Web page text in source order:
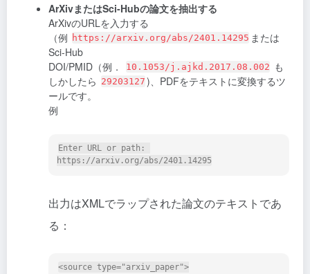
ArXivまたはSci-Hubの論文を抽出する
ArXivのURLを入力する
（例 https://arxiv.org/abs/2401.14295 または
Sci-Hub
DOI/PMID（例．
10.1053/j.ajkd.2017.08.002 も
しかしたら 29203127 )、PDFをテキストに変換するツ
ールです。
例
Enter URL or path:
出力はXMLでラップされた論文のテキストであ
る：
<source type="arxiv_paper">